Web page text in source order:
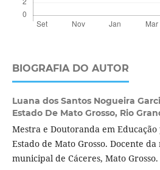
BIOGRAFIA DO AUTOR
Luana dos Santos Nogueira
Estado De Mato Grosso, Rio
Mestra e Doutoranda em
Estado de Mato Grosso. Docente
municipal de Cáceres, Mato Grosso.